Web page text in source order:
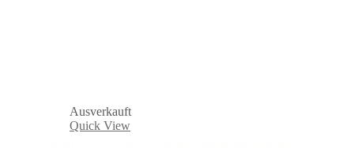
Ausverkauft
Quick View